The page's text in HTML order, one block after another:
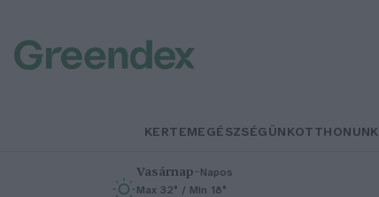
KERTEMEGÉSZSÉGÜNKOTTHONUNK
Vasárnap–Napos
Max 32° / Min 18°